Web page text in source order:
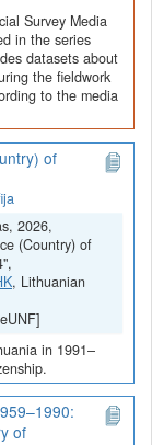
Survey Media
in the series
datasets about
the fieldwork
to the media
of
2026,
(Country) of
, Lithuanian
in 1991–
of